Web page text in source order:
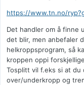
https://www.tn.no/
Det handler om å finne
det blir, men anbefaler
helkroppsprogram, så
kroppen oppi
Tosplitt vil f.eks si at
over/underkropp og